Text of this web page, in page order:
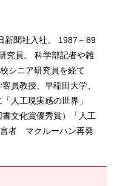
新聞社入社。 1987～89
究員。 科学部記者や雑
シニア研究員を経て
員教授、早稲田大学、
人工現実感の世界」
書文化賞優秀賞）「人工
者 マクルーハン再発